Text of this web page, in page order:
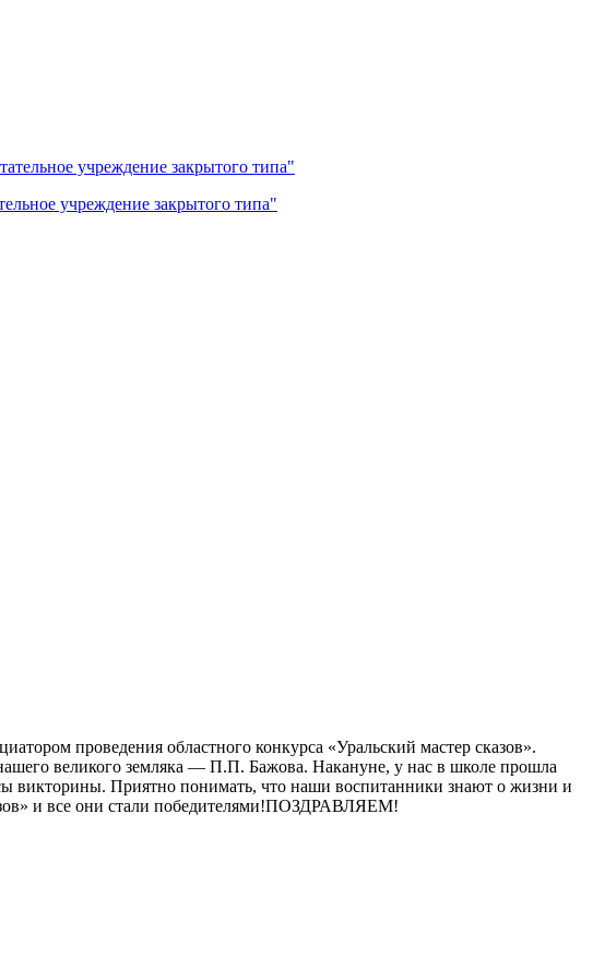
учреждение закрытого типа"
проведения областного конкурса «Уральский мастер сказов».
великого земляка — П.П. Бажова. Накануне, у нас в школе прошла
викторины. Приятно понимать, что наши воспитанники знают о жизни и
и все они стали победителями!ПОЗДРАВЛЯЕМ!